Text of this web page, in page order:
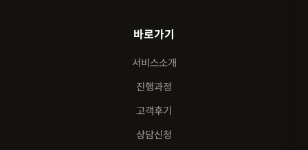
바로가기
서비스소개
진행과정
고객후기
상담신청